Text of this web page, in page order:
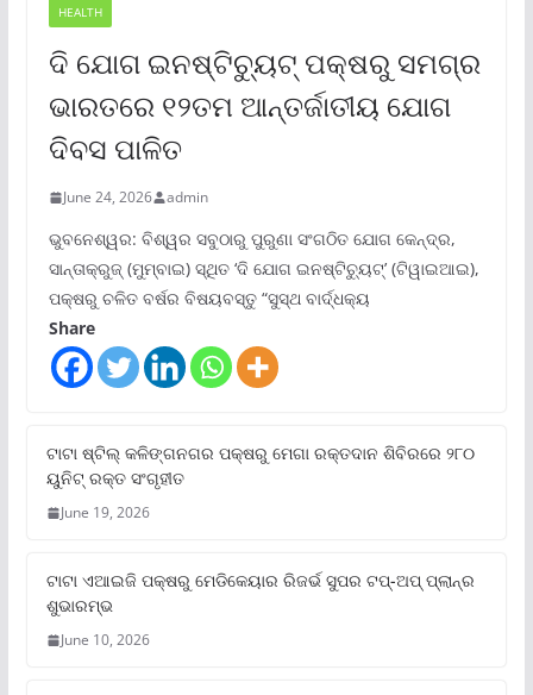
HEALTH
ଦି ଯୋଗ ଇନଷ୍ଟିଚ୍ୟୁଟ୍ ପକ୍ଷରୁ ସମଗ୍ର
ଭାରତରେ ୧୨ତମ ଆନ୍ତର୍ଜାତୀୟ ଯୋଗ
ଦିବସ ପାଳିତ
June 24, 2026 admin
ଭୁବନେଶ୍ୱର: ବିଶ୍ୱର ସବୁଠାରୁ ପୁରୁଣା ସଂଗଠିତ ଯୋଗ କେନ୍ଦ୍ର,
ସାନ୍ତାକ୍ରୁଜ୍ (ମୁମ୍ବାଇ) ସ୍ଥିତ ‘ଦି ଯୋଗ ଇନଷ୍ଟିଚ୍ୟୁଟ୍‌’ (ଟିୱାଇଆଇ),
ପକ୍ଷରୁ ଚଳିତ ବର୍ଷର ବିଷୟବସ୍ତୁ “ସୁସ୍ଥ ବାର୍ଦ୍ଧକ୍ୟ
Share
ଟାଟା ଷ୍ଟିଲ୍‌ କଳିଙ୍ଗନଗର ପକ୍ଷରୁ ମେଗା ରକ୍ତଦାନ ଶିବିରରେ ୨୮୦
ୟୁନିଟ୍‌ ରକ୍ତ ସଂଗୃହୀତ
June 19, 2026
ଟାଟା ଏଆଇଜି ପକ୍ଷରୁ ମେଡିକେୟାର ରିଜର୍ଭ ସୁପର ଟପ୍‌-ଅପ୍ ପ୍ଲାନ୍‌ର
ଶୁଭାରମ୍ଭ
June 10, 2026